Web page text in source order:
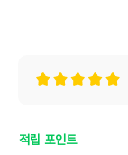
적립 포인트